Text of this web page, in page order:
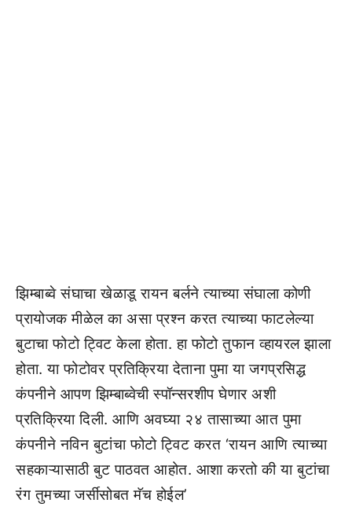
झिम्बाब्वे संघाचा खेळाडू रायन बर्लने त्याच्या संघाला कोणी
प्रायोजक मीळेल का असा प्रश्न करत त्याच्या फाटलेल्या
बुटाचा फोटो ट्विट केला होता. हा फोटो तुफान व्हायरल झाला
होता. या फोटोवर प्रतिक्रिया देताना पुमा या जगप्रसिद्ध
कंपनीने आपण झिम्बाब्वेची स्पॉन्सरशीप घेणार अशी
प्रतिक्रिया दिली. आणि अवघ्या २४ तासाच्या आत पुमा
कंपनीने नविन बुटांचा फोटो ट्विट करत ‘रायन आणि त्याच्या
सहकाऱ्यासाठी बुट पाठवत आहोत. आशा करतो की या बुटांचा
रंग तुमच्या जर्सीसोबत मॅच होईल’